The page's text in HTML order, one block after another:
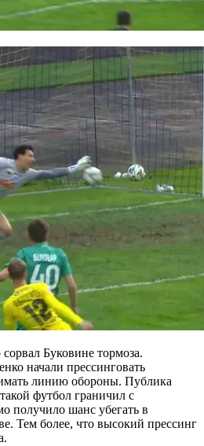
Буковине тормоза.
начали прессинговать
линию обороны. Публика
футбол граничил с
получило шанс убегать в
Тем более, что высокий прессинг